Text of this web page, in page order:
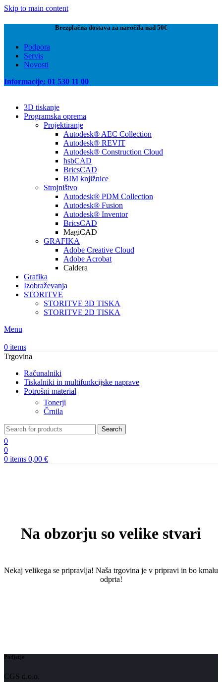
Skip to main content
Brezplačna dostava za naročila nad 50€
Podpora
Servis
Novosti
Informacije: 01 530 11 00
3D tiskanje
Programska oprema
Projektiranje
Autodesk® AEC Collection
Autodesk® REVIT
Autodesk® Construction Cloud
hsbCAD
BricsCAD
BIM knjižnice
Strojništvo
Autodesk® PDM Collection
Autodesk® Fusion
Autodesk® Inventor
BricsCAD
MagiCAD
GRAFIKA
Adobe Creative Cloud
Adobe Acrobat
Caldera
Grafika
Izobraževanja
STORITVE
STORITVE 3D TISKA
STORITVE 2D TISKA
Menu
0 items
Trgovina
Računalniki
Tiskalniki in multifunkcijske naprave
Potrošni material
Tonerji
Črnila
Search
0
0
0 items 0,00 €
Na obzorju so velike stvari
Nekaj ​​velikega se pripravlja! Naša trgovina je v pripravi in ​​bo kmalu
odprta!
Podjetje
CGS d.o.o.